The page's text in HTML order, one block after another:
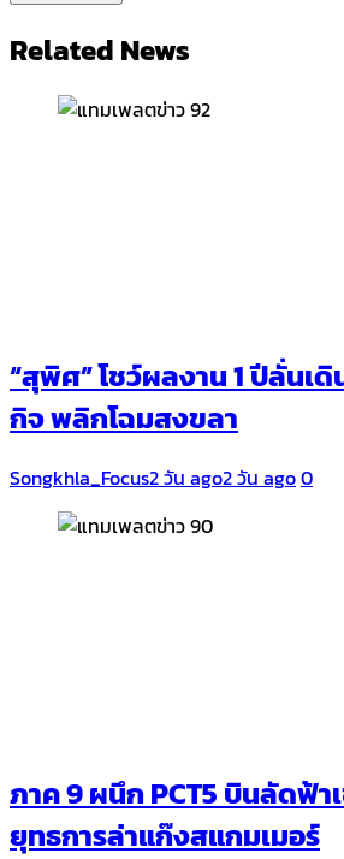
Related News
“สุพิศ” โชว์ผลงาน 1 ปีลั่นเ
กิจ พลิกโฉมสงขลา
Songkhla_Focus2 วัน ago2 วัน ago0
ภาค 9 ผนึก PCT5 บินลัดฟ้า
ยุทธการล่าแก๊งสแกมเมอร์